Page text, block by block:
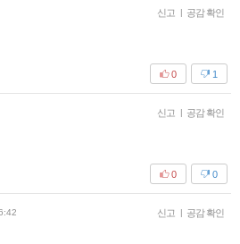
신고 | 공감 확인
1
0
신고 | 공감 확인
0
0
신고 | 공감 확인